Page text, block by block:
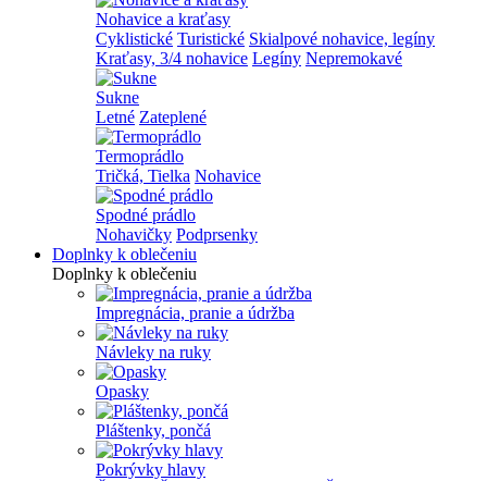
Nohavice a kraťasy
Cyklistické Turistické Skialpové nohavice, legíny
Kraťasy, 3/4 nohavice Legíny Nepremokavé
Sukne
Letné Zateplené
Termoprádlo
Tričká, Tielka Nohavice
Spodné prádlo
Nohavičky Podprsenky
Doplnky k oblečeniu
Doplnky k oblečeniu
Impregnácia, pranie a údržba
Návleky na ruky
Opasky
Pláštenky, pončá
Pokrývky hlavy